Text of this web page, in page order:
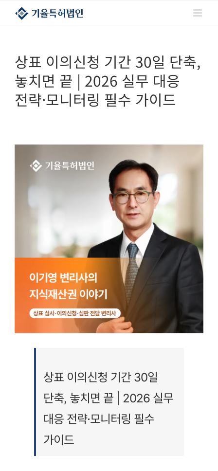
콘텐츠로
건너뛰기
상표 이의신청 기간 30일 단축,
놓치면 끝 | 2026 실무 대응
전략·모니터링 필수 가이드
상표 이의신청 기간 30일
단축, 놓치면 끝 | 2026 실무
대응 전략·모니터링 필수
가이드